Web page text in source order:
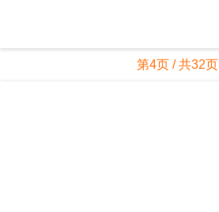
第4页 / 共32页